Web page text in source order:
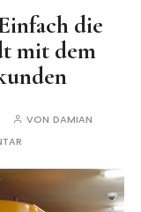
die
mit dem
VON DAMIAN